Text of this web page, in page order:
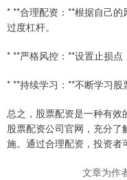
* **合理配资：**根据自己
过度杠杆。
* **严格风控：**设置止损点
* **持续学习：**不断学习股
总之，股票配资是一种有效
股票配资公司官网，充分
施。通过合理配资，投资者
文章为作